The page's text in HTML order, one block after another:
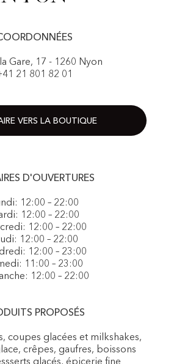
Gare, 17 - 1260 Nyon
21 801 82 01
VERS LA BOUTIQUE
D'OUVERTURES
12:00 – 22:00
12:00 – 22:00
12:00 – 22:00
12:00 – 22:00
12:00 – 23:00
11:00 – 23:00
12:00 – 22:00
PROPOSÉS
coupes glacées et milkshakes,
crêpes, gaufres, boissons